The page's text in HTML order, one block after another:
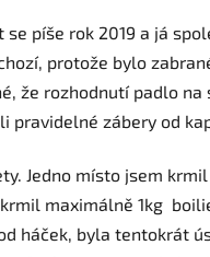
píše rok 2019 a já
protože bylo
že rozhodnutí padlo
zábery od
Jedno místo jsem
maximálně 1kg
háček, byla tentokrát